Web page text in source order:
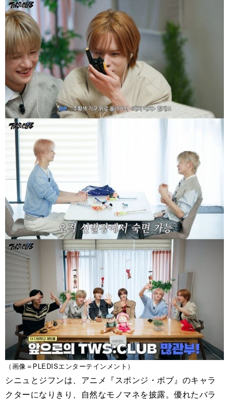
（画像＝PLEDISエンターテインメント）
シニュとジフンは、アニメ『スポンジ・ボブ』のキャラ
クターになりきり、自然なモノマネを披露。優れたバラ